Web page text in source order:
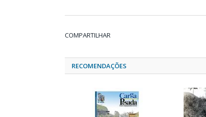
COMPARTILHAR
RECOMENDAÇÕES